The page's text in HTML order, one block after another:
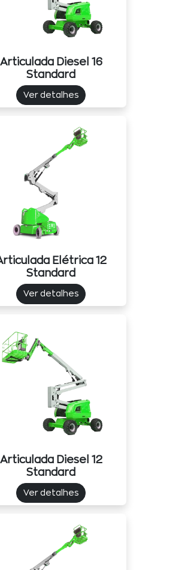
Articulada Diesel 16
Standard
Ver detalhes
Elétrica 12
Standard
Ver detalhes
Articulada Diesel 12
Standard
Ver detalhes